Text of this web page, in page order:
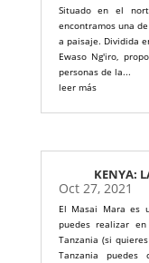
Situado en el
encontramos una
a paisaje. Dividida
Ewaso Ng'iro,
personas de la...
leer más
KENYA:
Oct 27, 2021
El Masai Mara es
puedes realizar
Tanzania (si
Tanzania